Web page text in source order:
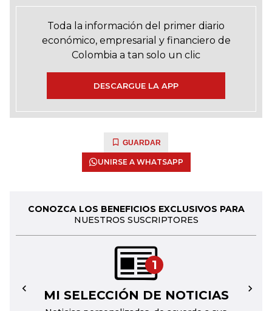
Toda la información del primer diario
económico, empresarial y financiero de
Colombia a tan solo un clic
DESCARGUE LA APP
GUARDAR
UNIRSE A WHATSAPP
CONOZCA LOS BENEFICIOS EXCLUSIVOS PARA
NUESTROS SUSCRIPTORES
1
MI SELECCIÓN DE NOTICIAS
← →